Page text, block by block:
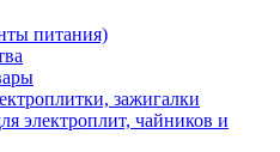
питания)
зажигалки
электроплит, чайников и